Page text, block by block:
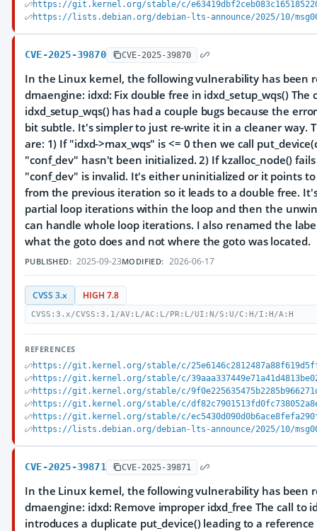
https://git.kernel.org/stable/c/
https://lists.debian.org/debian-lts-announce/2025/10/
CVE-2025-39870 CVE-2025-39870
In the Linux kernel, the following vulnerability has been
dmaengine: idxd: Fix double free in idxd_setup_wqs() The
idxd_setup_wqs() has had a couple bugs because the
bit subtle. It's simpler to just re-write it in a cleaner way.
are: 1) If "idxd->max_wqs" is <= 0 then we call
"conf_dev" hasn't been initialized. 2) If kzalloc_node()
"conf_dev" is invalid. It's either uninitialized or it points
from the previous iteration so it leads to a double free.
partial loop iterations within the loop and then the
can handle whole loop iterations. I also renamed the
what the goto does and not where the goto was located.
PUBLISHED: 2025-09-23MODIFIED: 2026-06-17
CVSS 3.x HIGH 7.8
CVSS:3.x/CVSS:3.1/AV:L/AC:L/PR:L/UI:N/S:U/C:H/I:H/A:H
REFERENCES
https://git.kernel.org/stable/c/
https://git.kernel.org/stable/c/
https://git.kernel.org/stable/c/
https://git.kernel.org/stable/c/
https://git.kernel.org/stable/c/
https://lists.debian.org/debian-lts-announce/2025/10/
CVE-2025-39871 CVE-2025-39871
In the Linux kernel, the following vulnerability has been
dmaengine: idxd: Remove improper idxd_free The call to
introduces a duplicate put_device() leading to a